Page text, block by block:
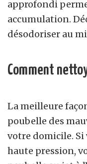
approfondi
accumulation.
désodoriser au
Comment
La meilleure
poubelle des
votre domicile. Si
haute pression,